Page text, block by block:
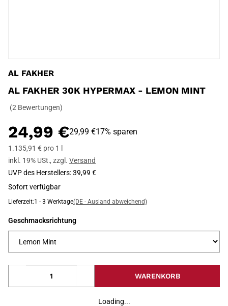
AL FAKHER
AL FAKHER 30K HYPERMAX - LEMON MINT
(2 Bewertungen)
24,99 €29,99 €17% sparen
1.135,91 € pro 1 l
inkl. 19% USt., zzgl. Versand
UVP des Herstellers:39,99 €
Sofort verfügbar
Lieferzeit:1 - 3 Werktage(DE - Ausland abweichend)
Geschmacksrichtung
WARENKORB
Loading...